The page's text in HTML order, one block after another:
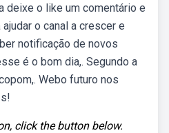
deixe o like um comentário e
o canal a crescer e
notificação de novos
é o bom dia,. Segundo a
Webo futuro nos
click the button below.